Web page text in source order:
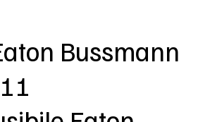
Bussmann